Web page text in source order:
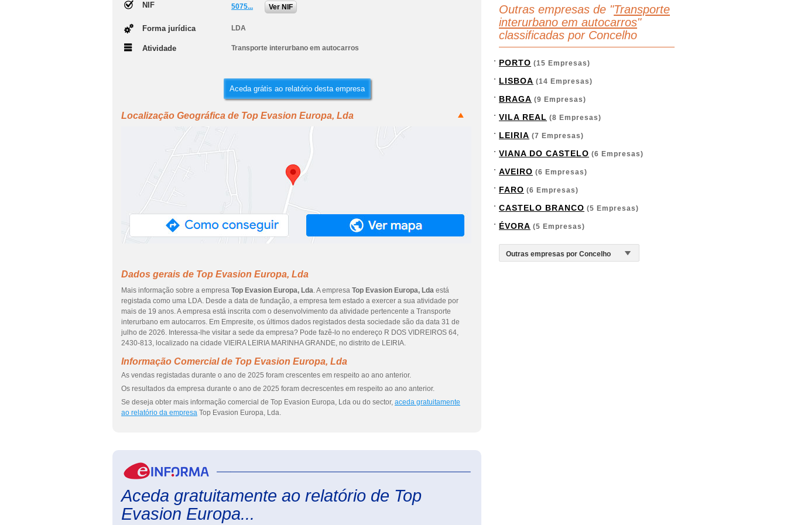
NIF 5075... Ver NIF
Forma jurídica LDA
Atividade Transporte interurbano em autocarros
Aceda grátis ao relatório desta empresa
Localização Geográfica de Top Evasion Europa, Lda
Dados gerais de Top Evasion Europa, Lda
Mais informação sobre a empresa Top Evasion Europa, Lda. A empresa Top Evasion Europa, Lda está
registada como uma LDA. Desde a data de fundação, a empresa tem estado a exercer a sua atividade por
mais de 19 anos. A empresa está inscrita com o desenvolvimento da atividade pertencente a Transporte
interurbano em autocarros. Em Empresite, os últimos dados registados desta sociedade são da data 31 de
julho de 2026. Interessa-lhe visitar a sede da empresa? Pode fazê-lo no endereço R DOS VIDREIROS 64,
2430-813, localizado na cidade VIEIRA LEIRIA MARINHA GRANDE, no distrito de LEIRIA.
Informação Comercial de Top Evasion Europa, Lda
As vendas registadas durante o ano de 2025 foram crescentes em respeito ao ano anterior.
Os resultados da empresa durante o ano de 2025 foram decrescentes em respeito ao ano anterior.
Se deseja obter mais informação comercial de Top Evasion Europa, Lda ou do sector, aceda gratuitamente
ao relatório da empresa Top Evasion Europa, Lda.
Aceda gratuitamente ao relatório de Top
Evasion Europa...
Outras empresas de "Transporte
interurbano em autocarros"
classificadas por Concelho
PORTO (15 Empresas)
LISBOA (14 Empresas)
BRAGA (9 Empresas)
VILA REAL (8 Empresas)
LEIRIA (7 Empresas)
VIANA DO CASTELO (6 Empresas)
AVEIRO (6 Empresas)
FARO (6 Empresas)
CASTELO BRANCO (5 Empresas)
ÉVORA (5 Empresas)